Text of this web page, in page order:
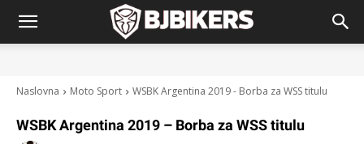
Naslovna Moto Sport WSBK Argentina 2019 - Borba za WSS titulu
WSBK Argentina 2019 – Borba za WSS titulu